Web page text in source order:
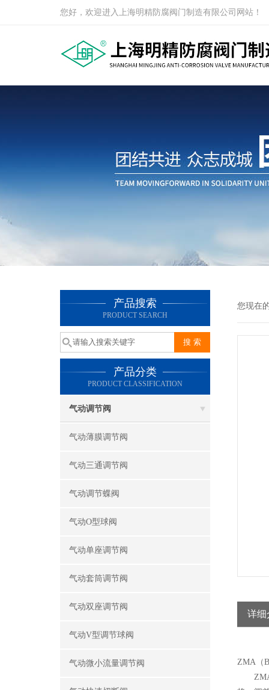
您好，欢迎进入上海明精防腐阀门制造有限公司网站！
产品搜索
PRODUCT SEARCH
产品分类
PRODUCT CLASSIFICATION
气动调节阀
气动薄膜调节阀
气动三通调节阀
气动调节蝶阀
气动O型球阀
气动单座调节阀
气动套筒调节阀
气动双座调节阀
气动V型调节球阀
气动微小流量调节阀
您现在
详细
ZMA（
ZMA